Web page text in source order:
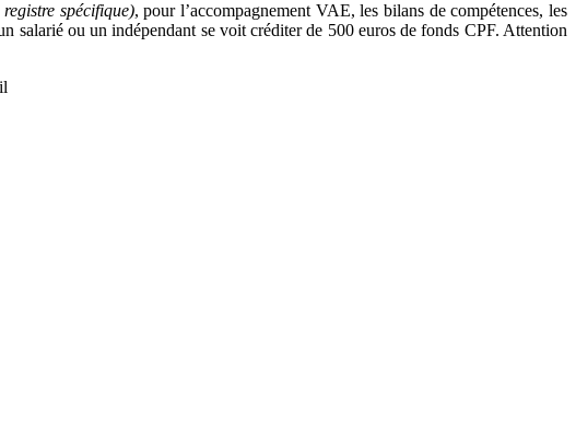
spécifique), pour l’accompagnement VAE, les bilans de compétences, les
salarié ou un indépendant se voit créditer de 500 euros de fonds CPF. Attention